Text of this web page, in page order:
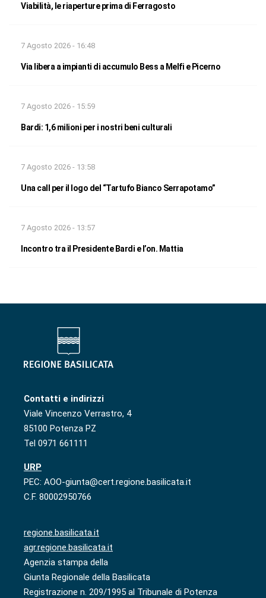
Viabilità, le riaperture prima di Ferragosto
7 Agosto 2026 - 16:48
Via libera a impianti di accumulo Bess a Melfi e Picerno
7 Agosto 2026 - 15:59
Bardi: 1,6 milioni per i nostri beni culturali
7 Agosto 2026 - 13:58
Una call per il logo del “Tartufo Bianco Serrapotamo”
7 Agosto 2026 - 13:57
Incontro tra il Presidente Bardi e l’on. Mattia
Contatti e indirizzi
Viale Vincenzo Verrastro, 4
85100 Potenza PZ
Tel 0971 661111
URP
PEC: AOO-giunta@cert.regione.basilicata.it
C.F. 80002950766
regione.basilicata.it
agr.regione.basilicata.it
Agenzia stampa della
Giunta Regionale della Basilicata
Registrazione n. 209/1995 al Tribunale di Potenza